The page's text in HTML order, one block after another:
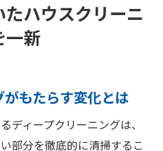
ハウスクリーニ
一新
もたらす変化とは
ディープクリーニングは、
部分を徹底的に清掃するこ